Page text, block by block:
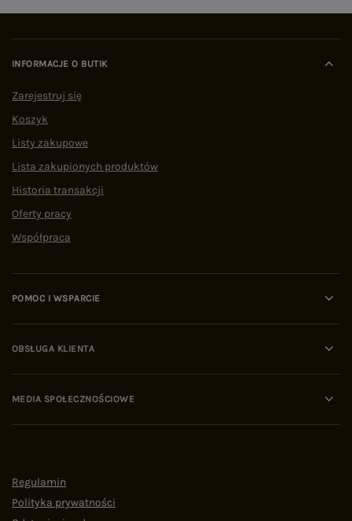
INFORMACJE O BUTIK
Zarejestruj się
Koszyk
Listy zakupowe
Lista zakupionych produktów
Historia transakcji
Oferty pracy
Współpraca
POMOC I WSPARCIE
OBSŁUGA KLIENTA
MEDIA SPOŁECZNOŚCIOWE
Regulamin
Polityka prywatności